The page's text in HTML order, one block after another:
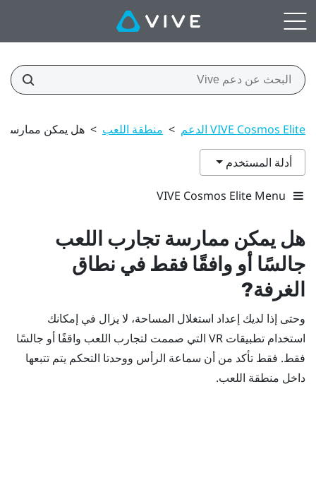
VIVE Cosmos Elite الدعم > منطقة اللعب > هل يمكن ممارسة
أدلة المستخدم
VIVE Cosmos Elite Menu
هل يمكن ممارسة تجارب اللعب
جالسًا أو وافقًا فقط في نطاق
الغرفة?
وحتى إذا لديك إعداد استغلال المساحة، لا يزال في إمكانك
استخدام تطبيقات VR التي صممت لتجارب اللعب واقفًا أو جالسًا
فقط. فقط تأكد من أن سماعة الرأس ووحدتا التحكم يتم تتبعها
داخل منطقة اللعب.